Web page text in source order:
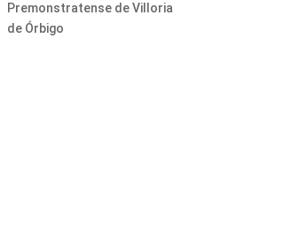
Premonstratense de Villoria
de Órbigo